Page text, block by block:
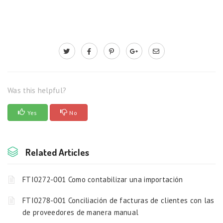
Was this helpful?
Yes No
Related Articles
FTI0272-001 Como contabilizar una importación
FTI0278-001 Conciliación de facturas de clientes con las
de proveedores de manera manual